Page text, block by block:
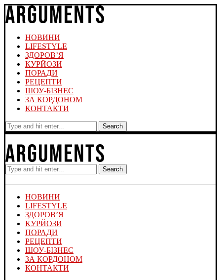
НОВИНИ
LIFESTYLE
ЗДОРОВ’Я
КУРЙОЗИ
ПОРАДИ
РЕЦЕПТИ
ШОУ-БІЗНЕС
ЗА КОРДОНОМ
КОНТАКТИ
Search
Search
НОВИНИ
LIFESTYLE
ЗДОРОВ’Я
КУРЙОЗИ
ПОРАДИ
РЕЦЕПТИ
ШОУ-БІЗНЕС
ЗА КОРДОНОМ
КОНТАКТИ